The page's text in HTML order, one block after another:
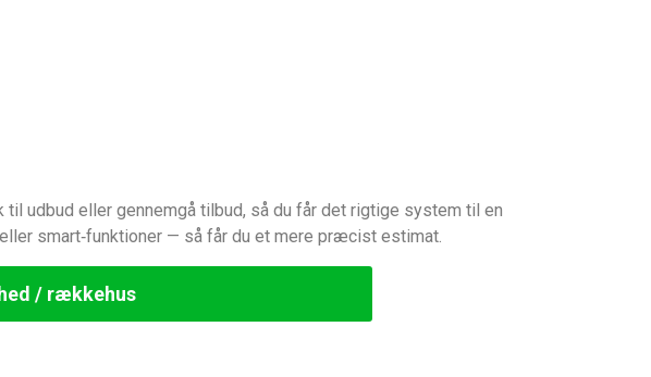
udbud eller gennemgå tilbud, så du får det rigtige system til en
smart‑funktioner — så får du et mere præcist estimat.
/ rækkehus